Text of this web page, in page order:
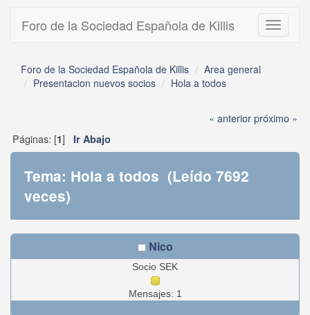
Toggle
Foro de la Sociedad Española de Killis
Foro de la Sociedad Española de Killis
Area general
Presentacion nuevos socios
Hola a todos
« anteriorpróximo »
Páginas: [1] Ir Abajo
Tema: Hola a todos (Leído 7692
veces)
Nico
Socio SEK
Mensajes: 1